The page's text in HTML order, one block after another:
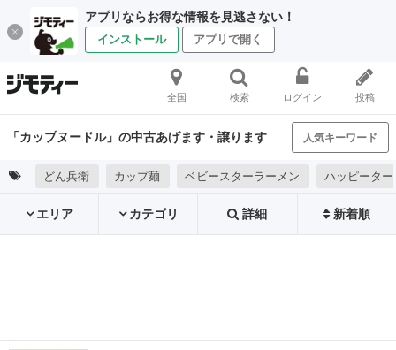
アプリならお得な情報を見逃さない！
インストール アプリで開く
全国 検索 ログイン 投稿
「カップヌードル」の中古あげます・譲ります 人気キーワード
どん兵衛 カップ麺 ベビースターラーメン ハッピーター
エリア カテゴリ 詳細 新着順